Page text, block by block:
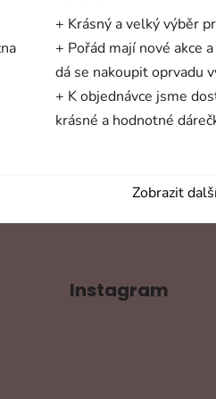
+ Krásný a velký výběr
+ Pořád mají nové akce
dá se nakoupit oprvadu
+ K objednávce jsme
krásné a hodnotné
Zobrazit
Instagram